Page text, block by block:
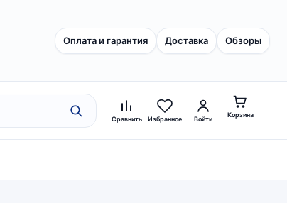
Оплата и гарантия Доставка Обзоры
Сравнить Избранное Войти
Корзина